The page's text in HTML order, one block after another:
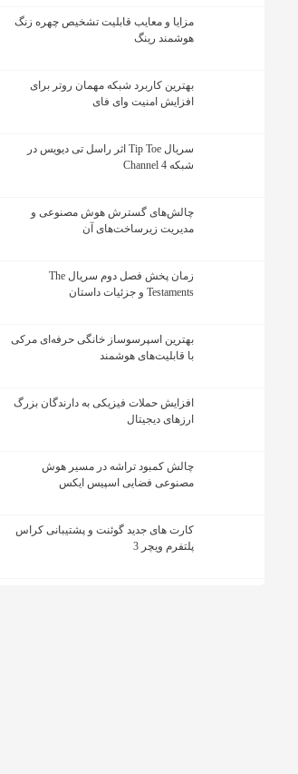
مزایا و معایب قابلیت تشخیص چهره زنگ
هوشمند رینگ
بهترین کاربرد شبکه مهمان روتر برای
افزایش امنیت وای فای
سریال Tip Toe اثر راسل تی دیویس در
شبکه Channel 4
چالش‌های گسترش هوش مصنوعی و
مدیریت زیرساخت‌های آن
زمان پخش فصل دوم سریال The
Testaments و جزئیات داستان
بهترین اسپرسوساز خانگی حرفه‌ای مرکی
با قابلیت‌های هوشمند
افزایش حملات فیزیکی به دارندگان بزرگ
ارزهای دیجیتال
چالش کمبود تراشه در مسیر هوش
مصنوعی فضایی اسپیس ایکس
کارت های جدید گوئنت و پشتیبانی کراس
پلتفرم ویچر 3